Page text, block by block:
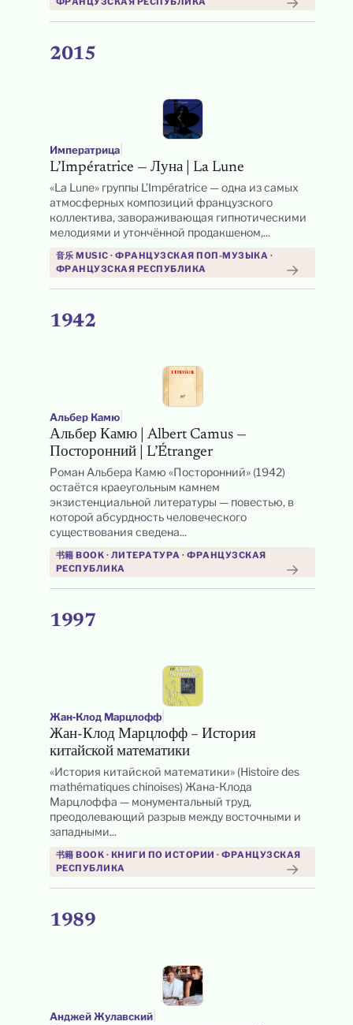
2015
Императрица|
L’Impératrice — Луна | La Lune
«La Lune» группы L’Impératrice — одна из самых
атмосферных композиций французского
коллектива, завораживающая гипнотическими
мелодиями и утончённой продакшеном,...
音乐 MUSIC · ФРАНЦУЗСКАЯ ПОП-МУЗЫКА ·
ФРАНЦУЗСКАЯ РЕСПУБЛИКА
→
1942
Альбер Камю|
Альбер Камю | Albert Camus —
Посторонний | L’Étranger
Роман Альбера Камю «Посторонний» (1942)
остаётся краеугольным камнем
экзистенциальной литературы — повестью, в
которой абсурдность человеческого
существования сведена...
书籍 BOOK · ЛИТЕРАТУРА · ФРАНЦУЗСКАЯ
РЕСПУБЛИКА
→
1997
Жан‑Клод Марцлофф|
Жан-Клод Марцлофф – История
китайской математики
«История китайской математики» (Histoire des
mathématiques chinoises) Жана‑Клода
Марцлоффа — монументальный труд,
преодолевающий разрыв между восточными и
западными...
书籍 BOOK · КНИГИ ПО ИСТОРИИ · ФРАНЦУЗСКАЯ
РЕСПУБЛИКА
→
1989
Анджей Жулавский|